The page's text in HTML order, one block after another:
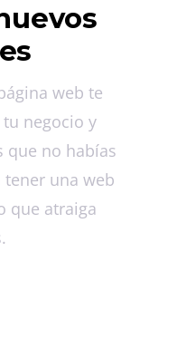
web te
negocio y
que no habías
una web
que atraiga